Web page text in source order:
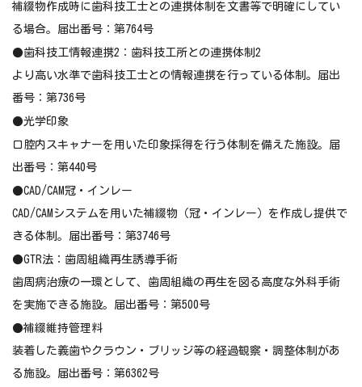
補綴物作成時に歯科技工士との連携体制を文書等で明確にしてい
る場合。届出番号：第764号
●歯科技工情報連携2：歯科技工所との連携体制2
より高い水準で歯科技工士との情報連携を行っている体制。届出
番号：第736号
●光学印象
口腔内スキャナーを用いた印象採得を行う体制を備えた施設。届
出番号：第440号
●CAD/CAM冠・インレー
CAD/CAMシステムを用いた補綴物（冠・インレー）を作成し提供で
きる体制。届出番号：第3746号
●GTR法：歯周組織再生誘導手術
歯周病治療の一環として、歯周組織の再生を図る高度な外科手術
を実施できる施設。届出番号：第500号
●補綴維持管理料
装着した義歯やクラウン・ブリッジ等の経過観察・調整体制があ
る施設。届出番号：第6362号